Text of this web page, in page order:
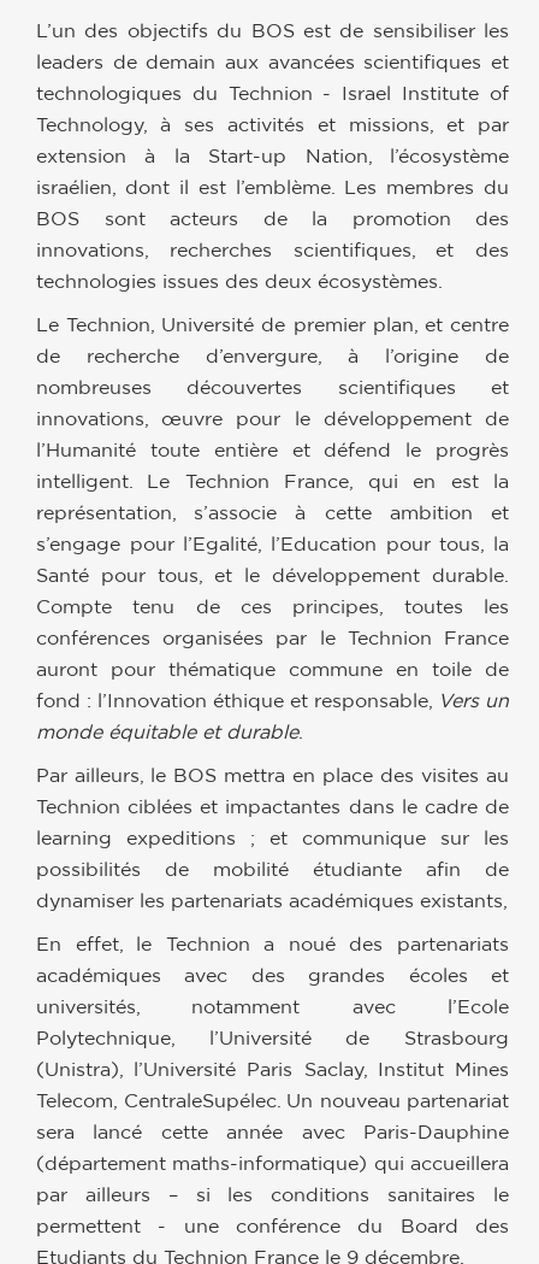
L’un des objectifs du BOS est de sensibiliser les
leaders de demain aux avancées scientifiques et
technologiques du Technion - Israel Institute of
Technology, à ses activités et missions, et par
extension à la Start-up Nation, l’écosystème
israélien, dont il est l’emblème. Les membres du
BOS sont acteurs de la promotion des
innovations, recherches scientifiques, et des
technologies issues des deux écosystèmes.
Le Technion, Université de premier plan, et centre
de recherche d’envergure, à l’origine de
nombreuses découvertes scientifiques et
innovations, œuvre pour le développement de
l’Humanité toute entière et défend le progrès
intelligent. Le Technion France, qui en est la
représentation, s’associe à cette ambition et
s’engage pour l’Egalité, l’Education pour tous, la
Santé pour tous, et le développement durable.
Compte tenu de ces principes, toutes les
conférences organisées par le Technion France
auront pour thématique commune en toile de
fond : l’Innovation éthique et responsable,
Vers un
monde équitable et durable.
Par ailleurs, le BOS mettra en place des visites au
Technion ciblées et impactantes dans le cadre de
learning expeditions ; et communique sur les
possibilités de mobilité étudiante afin de
dynamiser les partenariats académiques existants,
En effet, le Technion a noué des partenariats
académiques avec des grandes écoles et
universités, notamment avec l’Ecole
Polytechnique, l’Université de Strasbourg
(Unistra), l’Université Paris Saclay, Institut Mines
Telecom, CentraleSupélec. Un nouveau partenariat
sera lancé cette année avec Paris-Dauphine
(département maths-informatique) qui accueillera
par ailleurs – si les conditions sanitaires le
permettent - une conférence du Board des
Etudiants du Technion France le 9 décembre.